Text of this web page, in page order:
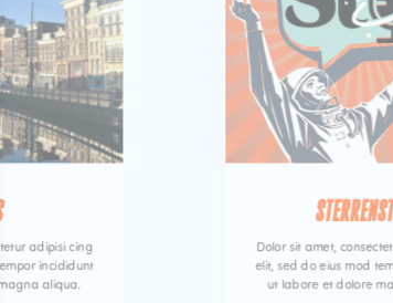
adipisi cing
incididunt
aliqua.
Dolor sit amet,
elit, sed do eius mod
ut labore et dolore